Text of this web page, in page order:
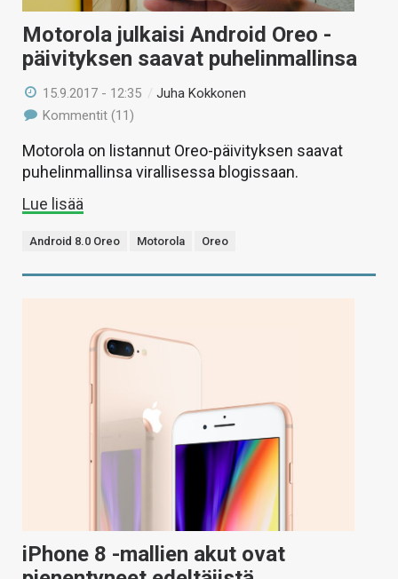
Motorola julkaisi Android Oreo -
päivityksen saavat puhelinmallinsa
15.9.2017 - 12:35 /Juha Kokkonen
Kommentit (11)
Motorola on listannut Oreo-päivityksen saavat
puhelinmallinsa virallisessa blogissaan.
Lue lisää
Android 8.0 Oreo Motorola Oreo
iPhone 8 -mallien akut ovat